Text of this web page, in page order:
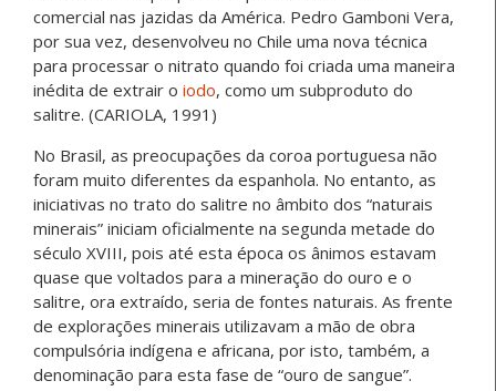
comercial nas jazidas da América. Pedro Gamboni Vera,
por sua vez, desenvolveu no Chile uma nova técnica
para processar o nitrato quando foi criada uma maneira
inédita de extrair o iodo, como um subproduto do
salitre. (CARIOLA, 1991)
No Brasil, as preocupações da coroa portuguesa não
foram muito diferentes da espanhola. No entanto, as
iniciativas no trato do salitre no âmbito dos “naturais
minerais” iniciam oficialmente na segunda metade do
século XVIII, pois até esta época os ânimos estavam
quase que voltados para a mineração do ouro e o
salitre, ora extraído, seria de fontes naturais. As frente
de explorações minerais utilizavam a mão de obra
compulsória indígena e africana, por isto, também, a
denominação para esta fase de “ouro de sangue”.